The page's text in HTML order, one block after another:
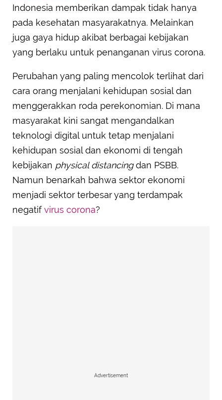
Indonesia memberikan dampak tidak hanya
pada kesehatan masyarakatnya. Melainkan
juga gaya hidup akibat berbagai kebijakan
yang berlaku untuk penanganan virus corona.
Perubahan yang paling mencolok terlihat dari
cara orang menjalani kehidupan sosial dan
menggerakkan roda perekonomian. Di mana
masyarakat kini sangat mengandalkan
teknologi digital untuk tetap menjalani
kehidupan sosial dan ekonomi di tengah
kebijakan physical distancingdan PSBB.
Namun benarkah bahwa sektor ekonomi
menjadi sektor terbesar yang terdampak
negatifvirus corona?
Advertisement